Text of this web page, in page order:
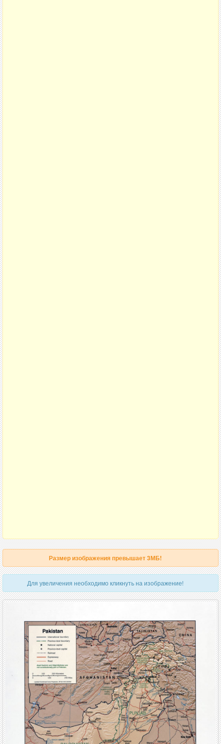
Размер изображения превышает 3МБ!
Для увеличения необходимо кликнуть на изображение!